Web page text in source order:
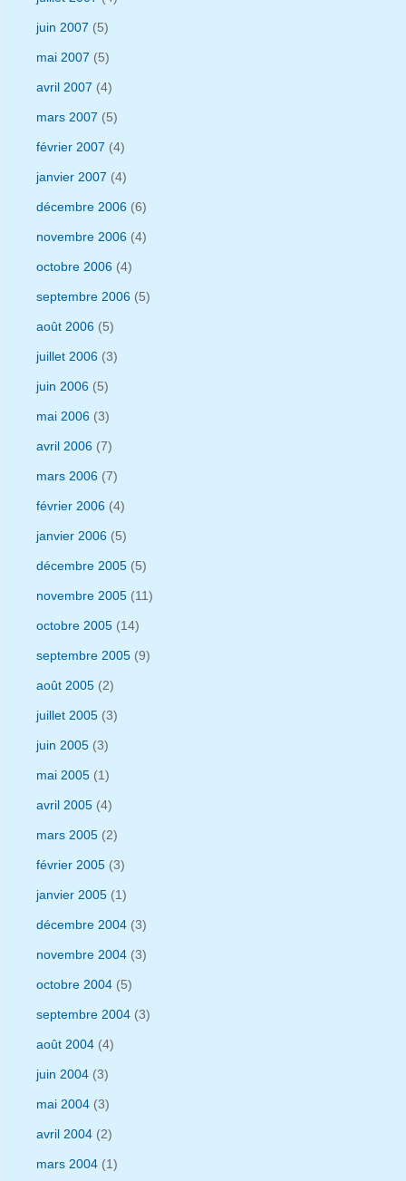
juin 2007 (5)
mai 2007 (5)
avril 2007 (4)
mars 2007 (5)
février 2007 (4)
janvier 2007 (4)
décembre 2006 (6)
novembre 2006 (4)
octobre 2006 (4)
septembre 2006 (5)
août 2006 (5)
juillet 2006 (3)
juin 2006 (5)
mai 2006 (3)
avril 2006 (7)
mars 2006 (7)
février 2006 (4)
janvier 2006 (5)
décembre 2005 (5)
novembre 2005 (11)
octobre 2005 (14)
septembre 2005 (9)
août 2005 (2)
juillet 2005 (3)
juin 2005 (3)
mai 2005 (1)
avril 2005 (4)
mars 2005 (2)
février 2005 (3)
janvier 2005 (1)
décembre 2004 (3)
novembre 2004 (3)
octobre 2004 (5)
septembre 2004 (3)
août 2004 (4)
juin 2004 (3)
mai 2004 (3)
avril 2004 (2)
mars 2004 (1)